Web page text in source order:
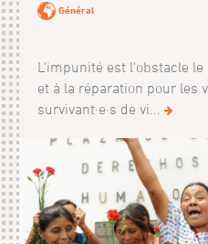
Général
L'impunité est l'obstacle
et à la réparation pour les
survivant·e·s de vi...